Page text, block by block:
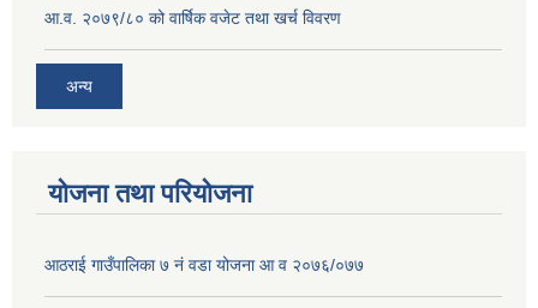
आ.व. २०७९/८० को वार्षिक वजेट तथा खर्च विवरण
अन्य
योजना तथा परियोजना
आठराई गाउँपालिका ७ नं वडा योजना आ व २०७६/०७७